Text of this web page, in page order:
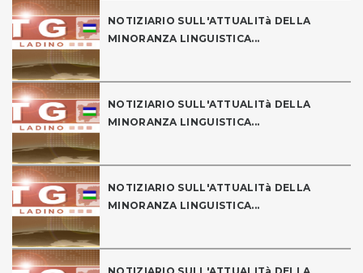
NOTIZIARIO SULL'ATTUALITà DELLA
MINORANZA LINGUISTICA...
NOTIZIARIO SULL'ATTUALITà DELLA
MINORANZA LINGUISTICA...
NOTIZIARIO SULL'ATTUALITà DELLA
MINORANZA LINGUISTICA...